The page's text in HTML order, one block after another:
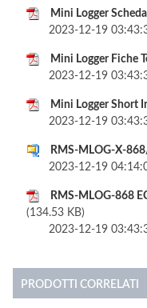
Mini Logger
2023-12-19
Mini Logger Fiche
2023-12-19
Mini Logger Short
2023-12-19
RMS-MLOG-X-
2023-12-19
RMS-MLOG-868
(134.53 KB)
2023-12-19
PRODOTTI CORRELATI